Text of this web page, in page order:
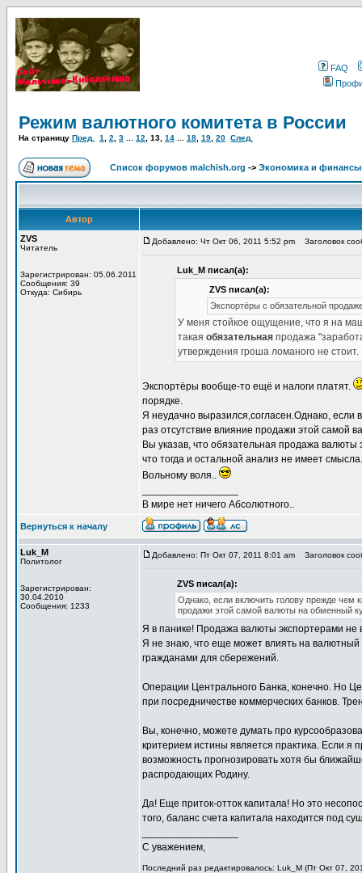
FAQ
Режим валютного комитета в России
На страницу Пред. 1 2 3 12 13 14 18 19 20 След.
Список форумов malchish.org -> Экономика и финансы
Автор
ZVS
Читатель
Зарегистрирован: 05.06.2011
Сообщения: 39
Откуда: Сибирь
Добавлено: Чт Окт 06, 2011 5:52 pm Заголовок
Luk_M писал(а):
ZVS писал(а):
Экспортёры с обязательной
У меня стойкое ощущение, что я на
такая обязательная продажа
утверждения гроша ломаного не стоит.
Экспортёры вообще-то ещё и налоги платят.
порядке.
Я неудачно выразился,согласен.Однако, если
раз отсутствие влияние продажи этой самой
Вы указав, что обязательная продажа валюты
что тогда и остальной анализ не имеет смысла.
Вольному воля..
В мире нет ничего Абсолютного..
Вернуться к началу
Luk_M
Политолог
Зарегистрирован:
30.04.2010
Сообщения: 1233
Добавлено: Пт Окт 07, 2011 8:01 am Заголовок
ZVS писал(а):
Однако, если включить голову прежде чем
продажи этой самой валюты на обменный
Я в панике! Продажа валюты экспортерами не
Я не знаю, что еще может влиять на
гражданами для сбережений.
Операции Центрального Банка, конечно. Но
при посредничестве коммерческих банков.
Вы, конечно, можете думать про
критерием истины является практика. Если я
возможность прогнозировать хотя бы
распродающих Родину.
Да! Еще приток-отток капитала! Но это
того, баланс счета капитала находится под
С уважением,
Последний раз редактировалось: Luk_M (Пт Окт 07,